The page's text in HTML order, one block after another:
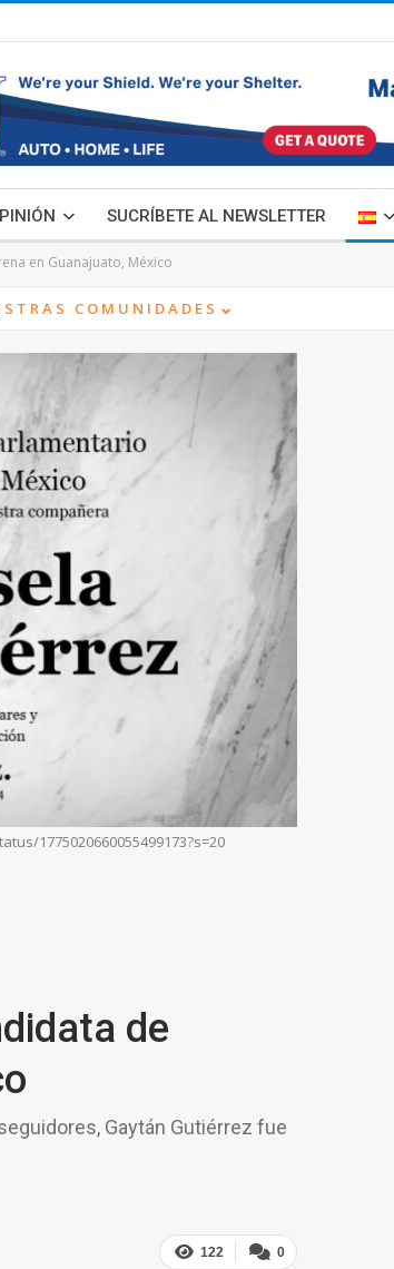
SUCRÍBETE AL NEWSLETTER
en Guanajuato, México
COMUNIDADES ⌄
1775020660055499173?s=20
de
Gaytán Gutiérrez fue
0
122